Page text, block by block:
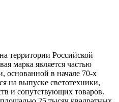
территории Российской
марка является частью
основанной в начале 70-х
на выпуске светотехники,
и сопутствующих товаров.